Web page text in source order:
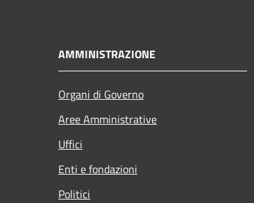
AMMINISTRAZIONE
Organi di Governo
Aree Amministrative
Uffici
Enti e fondazioni
Politici